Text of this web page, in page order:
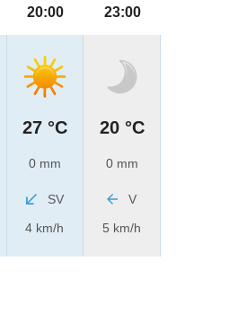
20:00
27 °C
0 mm
SV
4 km/h
23:00
20 °C
0 mm
V
5 km/h